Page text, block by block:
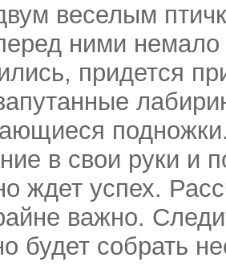
веселым
ними
придется
в свои руки и
ждет успех.
важно.
будет собрать